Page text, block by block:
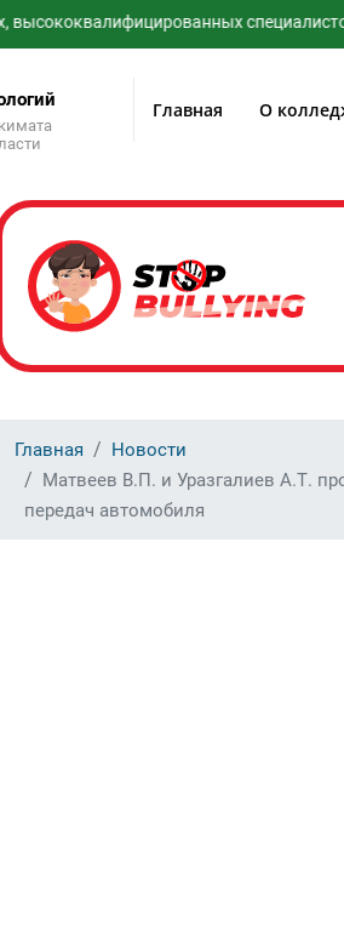
специалистов в
Главная О
Главная
Новости
Матвеев В.П. и Уразгалиев А.Т.
передач автомобиля